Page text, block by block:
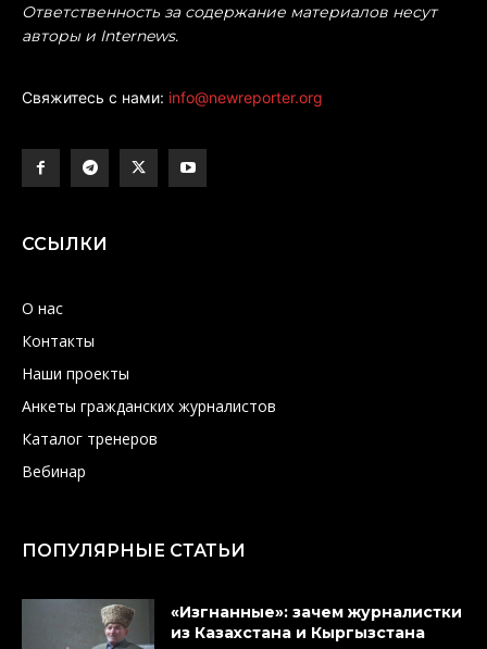
Ответственность за содержание материалов несут
авторы и Internews.
Свяжитесь с нами: info@newreporter.org
ССЫЛКИ
О нас
Контакты
Наши проекты
Анкеты гражданских журналистов
Каталог тренеров
Вебинар
ПОПУЛЯРНЫЕ СТАТЬИ
«Изгнанные»: зачем журналистки
из Казахстана и Кыргызстана